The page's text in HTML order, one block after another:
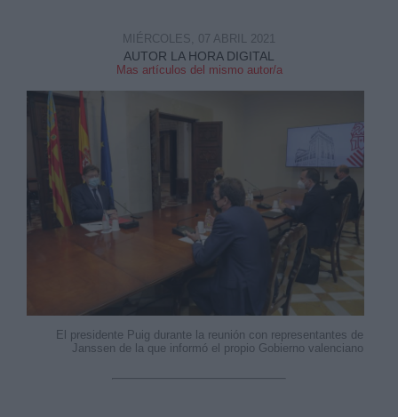
AUTOR LA HORA DIGITAL
Mas artículos del mismo autor/a
MIÉRCOLES, 07 ABRIL 2021
El presidente Puig durante la reunión con representantes de
Janssen de la que informó el propio Gobierno valenciano